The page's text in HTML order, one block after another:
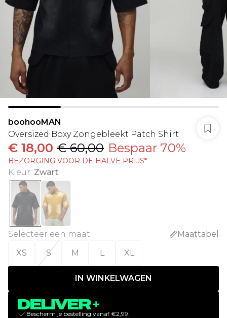
boohooMAN
Oversized Boxy Zongebleekt Patch Shirt
€ 18,00 € 60,00 Bespaar 70%
BEZORGING VOOR DE HALVE PRIJS*
Kleur: Zwart
Selecteer een maat:
Maattabel
XS
S M L XL
IN WINKELWAGEN
Bescherm je bestelling vanaf €2,99.